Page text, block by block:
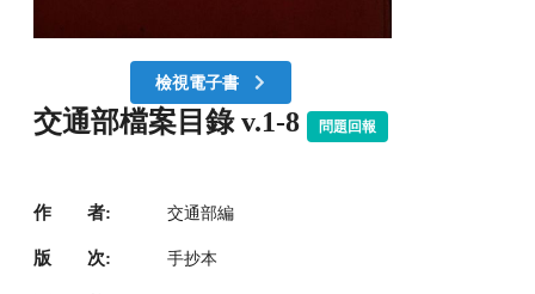
檢視電子書
交通部檔案目錄 v.1-8 問題回報
作 者: 交通部編
版 次: 手抄本